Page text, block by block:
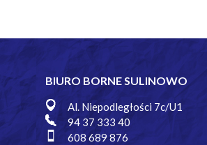
BIURO BORNE SULINOWO
Al. Niepodległości 7c/U1
94 37 333 40
608 689 876